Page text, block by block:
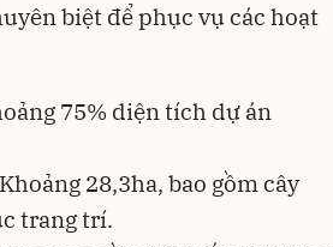
biệt để phục vụ các hoạt
75% diện tích dự án
Khoảng 28,3ha, bao gồm cây
trang trí.